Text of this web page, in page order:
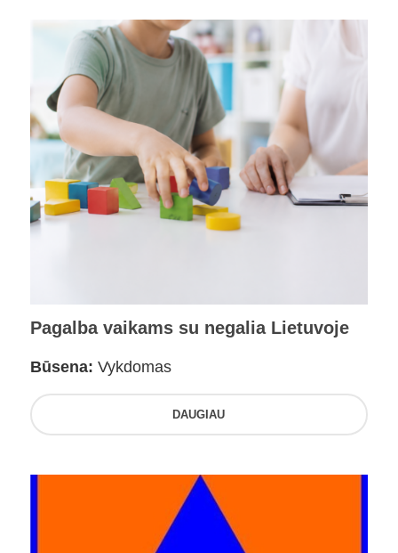
Pagalba vaikams su negalia Lietuvoje
Būsena: Vykdomas
DAUGIAU